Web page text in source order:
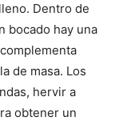
Dentro de
bocado hay una
de masa. Los
hervir a
obtener un